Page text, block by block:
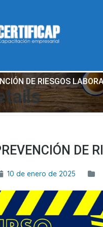
DE RIESGOS
DE
10 de enero de 2025